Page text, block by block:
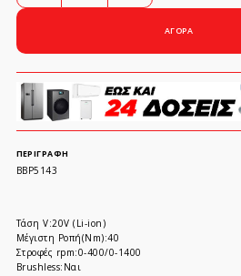
ΠΕΡΙΓΡΑΦΉ
BBP5143
Τάση V:20V (Li-ion)
Μέγιστη Ροπή(Nm):40
Στροφές rpm:0-400/0-1400
Brushless:Ναι